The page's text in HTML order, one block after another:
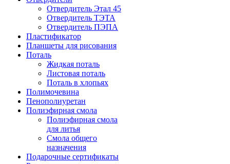
Отвердитель Этал 45
Отвердитель ТЭТА
Отвердитель ПЭПА
Пластификатор
Планшеты для рисования
Поталь
Жидкая поталь
Листовая поталь
Поталь в хлопьях
Полимочевина
Пенополиуретан
Полиэфирная смола
Полиэфирная смола
для литья
Смола общего
назначения
Подарочные сертификаты